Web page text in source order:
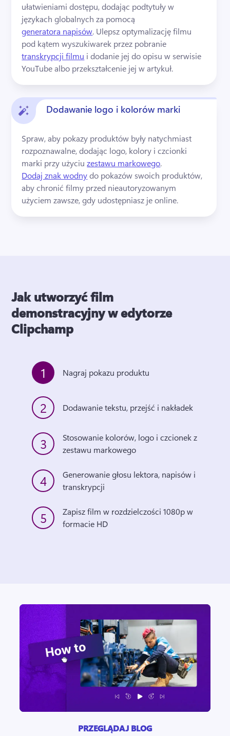
ułatwieniami dostępu, dodając podtytuły w
językach globalnych za pomocą
generatora napisów. Ulepsz optymalizację filmu
pod kątem wyszukiwarek przez pobranie
transkrypcji filmu i dodanie jej do opisu w serwisie
YouTube albo przekształcenie jej w artykuł.
Dodawanie logo i kolorów marki
Spraw, aby pokazy produktów były natychmiast
rozpoznawalne, dodając logo, kolory i czcionki
marki przy użyciu zestawu markowego.
Dodaj znak wodny do pokazów swoich produktów,
aby chronić filmy przed nieautoryzowanym
użyciem zawsze, gdy udostępniasz je online.
Jak utworzyć film
demonstracyjny w edytorze
Clipchamp
1 Nagraj pokazu produktu
2 Dodawanie tekstu, przejść i nakładek
3
Stosowanie kolorów, logo i czcionek z
zestawu markowego
4
Generowanie głosu lektora, napisów i
5
Zapisz film w rozdzielczości 1080p w
PRZEGLĄDAJ BLOG